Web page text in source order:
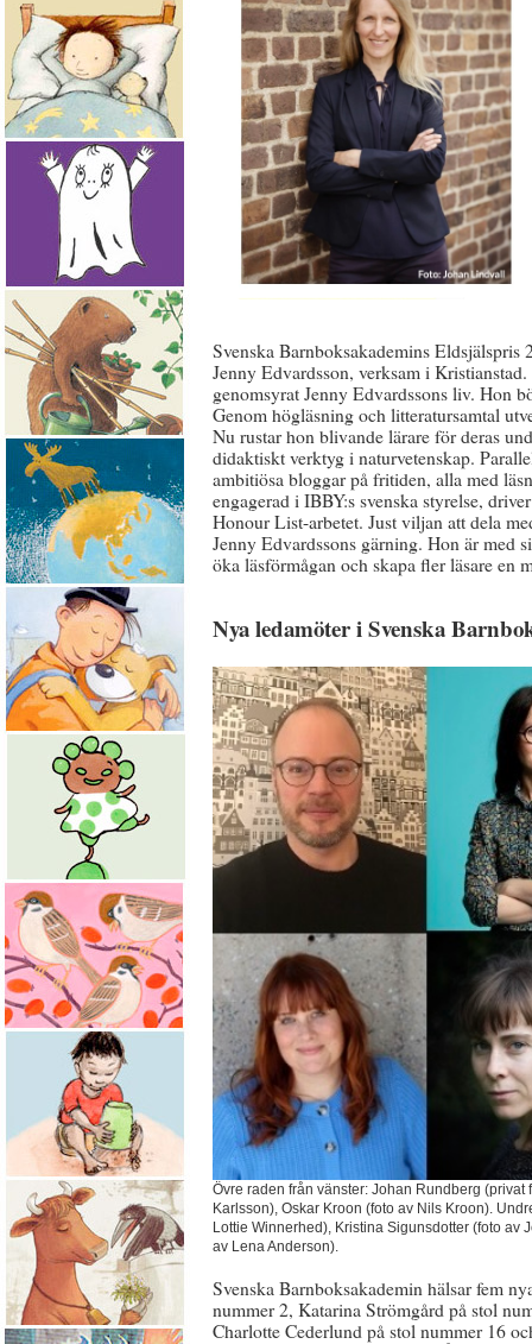
Svenska Barnboksakademins
Jenny Edvardsson, verksam i
genomsyrat Jenny Edvardssons liv. Hon
Genom högläsning och litteratursamtal
Nu rustar hon blivande lärare för deras
didaktiskt verktyg i naturvetenskap.
ambitiösa bloggar på fritiden, alla med
engagerad i IBBY:s svenska styrelse,
Honour List-arbetet. Just viljan att dela
Jenny Edvardssons gärning. Hon är med
öka läsförmågan och skapa fler läsare en
Nya ledamöter i Svenska
Övre raden från vänster: Johan Rundberg
Karlsson), Oskar Kroon (foto av Nils Kroon).
Lottie Winnerhed), Kristina Sigunsdotter (foto
av Lena Anderson).
Svenska Barnboksakademin hälsar fem
nummer 2, Katarina Strömgård på stol
Charlotte Cederlund på stol nummer 16